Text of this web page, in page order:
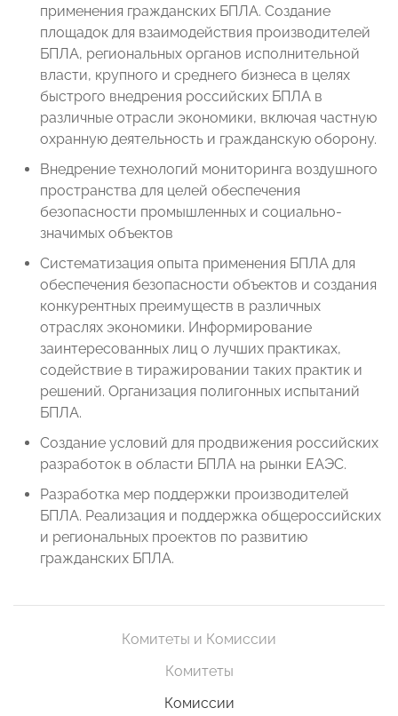
применения гражданских БПЛА. Создание
площадок для взаимодействия производителей
БПЛА, региональных органов исполнительной
власти, крупного и среднего бизнеса в целях
быстрого внедрения российских БПЛА в
различные отрасли экономики, включая частную
охранную деятельность и гражданскую оборону.
Внедрение технологий мониторинга воздушного
пространства для целей обеспечения
безопасности промышленных и социально-
значимых объектов
Систематизация опыта применения БПЛА для
обеспечения безопасности объектов и создания
конкурентных преимуществ в различных
отраслях экономики. Информирование
заинтересованных лиц о лучших практиках,
содействие в тиражировании таких практик и
решений. Организация полигонных испытаний
БПЛА.
Создание условий для продвижения российских
разработок в области БПЛА на рынки ЕАЭС.
Разработка мер поддержки производителей
БПЛА. Реализация и поддержка общероссийских
и региональных проектов по развитию
гражданских БПЛА.
Комитеты и Комиссии
Комитеты
Комиссии